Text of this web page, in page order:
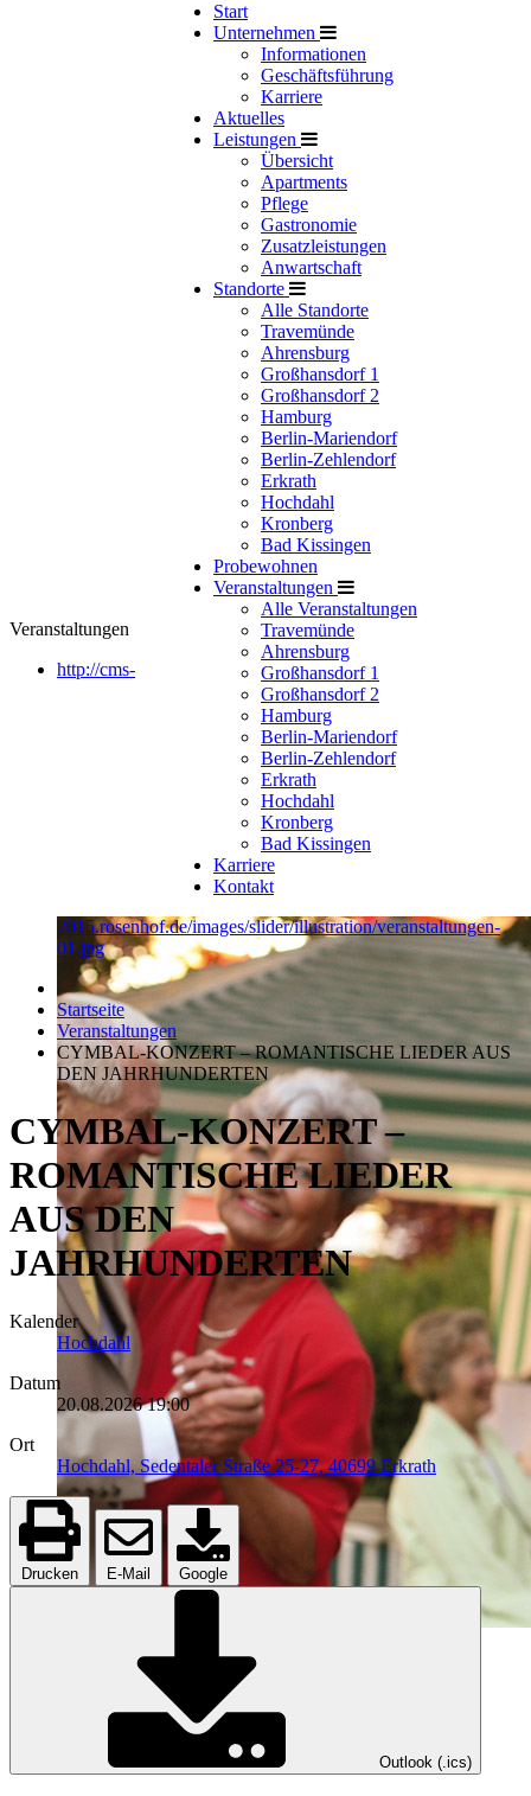
Start
Unternehmen
Informationen
Geschäftsführung
Karriere
Aktuelles
Leistungen
Übersicht
Apartments
Pflege
Gastronomie
Zusatzleistungen
Anwartschaft
Standorte
Alle Standorte
Travemünde
Ahrensburg
Großhansdorf 1
Großhansdorf 2
Hamburg
Berlin-Mariendorf
Berlin-Zehlendorf
Erkrath
Hochdahl
Kronberg
Bad Kissingen
Probewohnen
Veranstaltungen
Alle Veranstaltungen
Travemünde
Ahrensburg
Großhansdorf 1
Großhansdorf 2
Hamburg
Berlin-Mariendorf
Berlin-Zehlendorf
Erkrath
Hochdahl
Kronberg
Bad Kissingen
Karriere
Kontakt
Veranstaltungen
http://cms-
2015.rosenhof.de/images/slider/illustration/veranstaltungen-
01.jpg
Startseite
Veranstaltungen
CYMBAL-KONZERT – ROMANTISCHE LIEDER AUS
DEN JAHRHUNDERTEN
CYMBAL-KONZERT –
ROMANTISCHE LIEDER
AUS DEN
JAHRHUNDERTEN
Kalender
Hochdahl
Datum
20.08.2026 19:00
Ort
Hochdahl, Sedentaler Straße 25-27, 40699 Erkrath
Drucken E-Mail Google
Outlook (.ics)